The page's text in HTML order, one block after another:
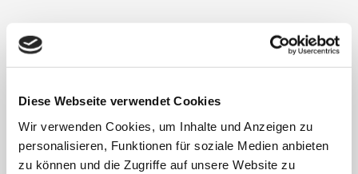
Diese Webseite verwendet Cookies
Wir verwenden Cookies, um Inhalte und Anzeigen zu
personalisieren, Funktionen für soziale Medien anbieten
zu können und die Zugriffe auf unsere Website zu
Tagesordnung Rat am 01.07.2026
23. Juni 2026